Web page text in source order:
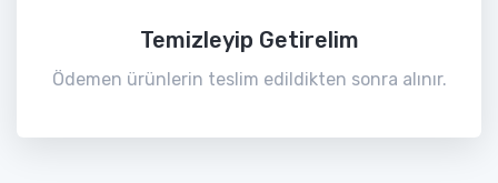
Temizleyip Getirelim
Ödemen ürünlerin teslim edildikten sonra alınır.